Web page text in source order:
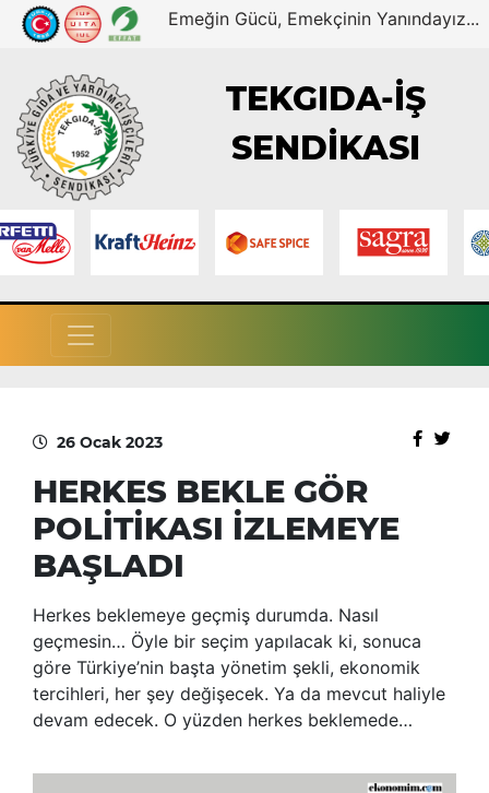
Emeğin Gücü, Emekçinin Yanındayız...
TEKGIDA-İŞ
SENDİKASI
26 Ocak 2023
HERKES BEKLE GÖR
POLİTİKASI İZLEMEYE
BAŞLADI
Herkes beklemeye geçmiş durumda. Nasıl
geçmesin… Öyle bir seçim yapılacak ki, sonuca
göre Türkiye’nin başta yönetim şekli, ekonomik
tercihleri, her şey değişecek. Ya da mevcut haliyle
devam edecek. O yüzden herkes beklemede…